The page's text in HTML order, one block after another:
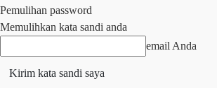
Pemulihan password
Memulihkan kata sandi anda
email Anda